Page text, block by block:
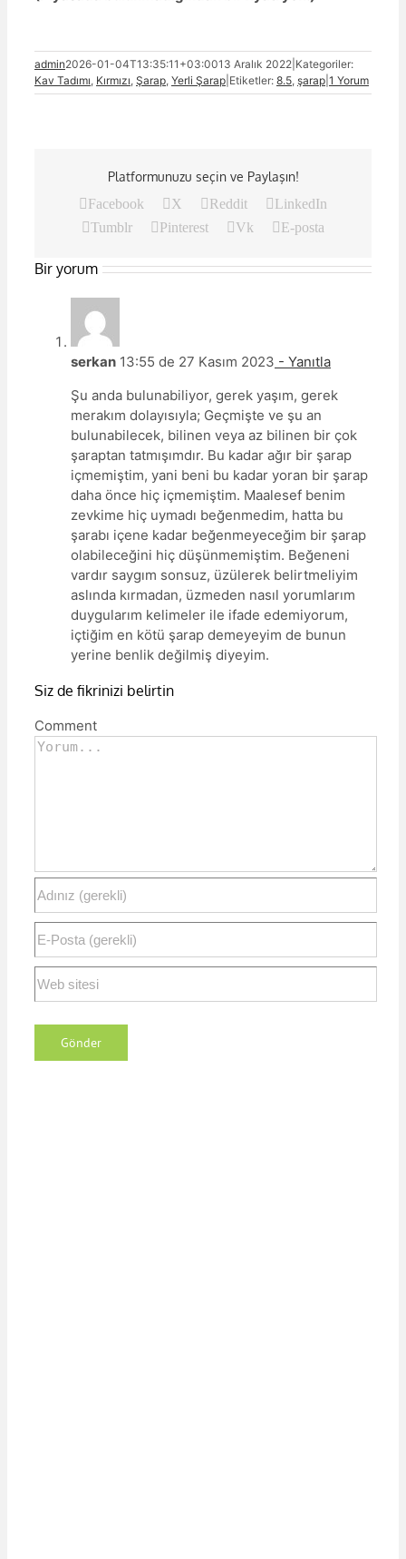
admin2026-01-04T13:35:11+03:0013 Aralık 2022 Kategoriler:
Kav Tadımı, Kırmızı, Şarap, Yerli Şarap Etiketler: 8.5, şarap 1 Yorum
Platformunuzu seçin ve Paylaşın!
Facebook
X Reddit
LinkedIn
Tumblr
Pinterest Vk E-posta
Bir yorum
serkan 13:55 de 27 Kasım 2023 - Yanıtla
Şu anda bulunabiliyor, gerek yaşım, gerek
merakım dolayısıyla; Geçmişte ve şu an
bulunabilecek, bilinen veya az bilinen bir çok
şaraptan tatmışımdır. Bu kadar ağır bir şarap
içmemiştim, yani beni bu kadar yoran bir şarap
daha önce hiç içmemiştim. Maalesef benim
zevkime hiç uymadı beğenmedim, hatta bu
şarabı içene kadar beğenmeyeceğim bir şarap
olabileceğini hiç düşünmemiştim. Beğeneni
vardır saygım sonsuz, üzülerek belirtmeliyim
aslında kırmadan, üzmeden nasıl yorumlarım
duygularım kelimeler ile ifade edemiyorum,
içtiğim en kötü şarap demeyeyim de bunun
yerine benlik değilmiş diyeyim.
Siz de fikrinizi belirtin
Comment